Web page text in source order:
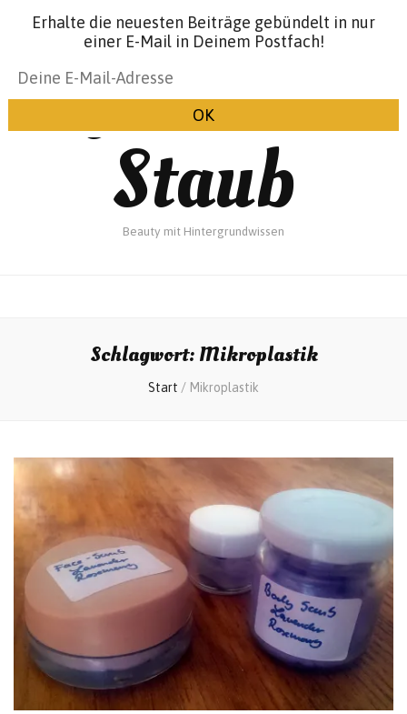
Glanz &
Staub
Beauty mit Hintergrundwissen
Schlagwort: Mikroplastik
Start / Mikroplastik
Erhalte die neuesten Beiträge gebündelt in nur
einer E-Mail in Deinem Postfach!